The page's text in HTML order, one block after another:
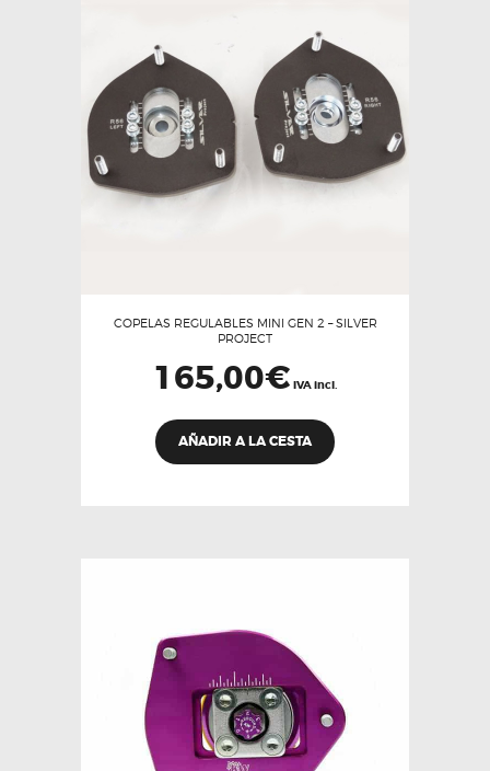
COPELAS REGULABLES MINI GEN 2 – SILVER
PROJECT
165,00€ IVA incl.
AÑADIR A LA CESTA